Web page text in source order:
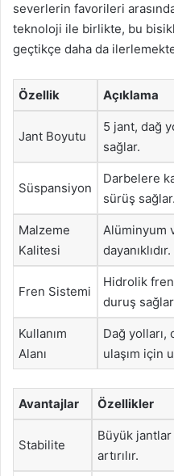
severlerin favorileri
teknoloji ile birlikte, bu
geçtikçe daha da
Özellik Açıklama
Jant Boyutu
5 jant, dağ
sağlar.
Süspansiyon
Darbelere
sürüş sağlar.
Malzeme
Kalitesi
Alüminyum
dayanıklıdır.
Fren Sistemi
Hidrolik
duruş
Kullanım
Alanı
Dağ
ulaşım için
Avantajlar Özellikler
Stabilite
Büyük
artırılır.